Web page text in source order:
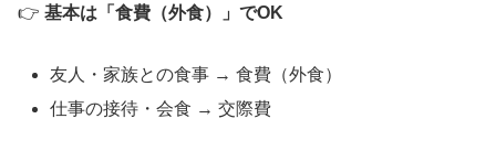
👉 基本は「食費（外食）」でOK
友人・家族との食事 → 食費（外食）
仕事の接待・会食 → 交際費